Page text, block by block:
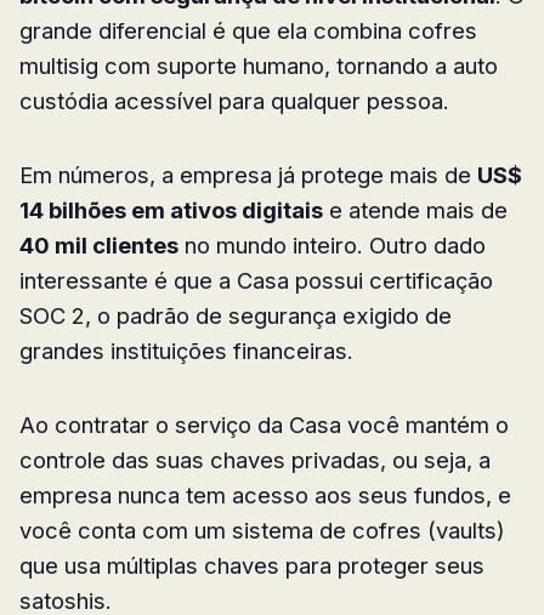
grande diferencial é que ela combina cofres
multisig com suporte humano, tornando a auto
custódia acessível para qualquer pessoa.
Em números, a empresa já protege mais de US$
14 bilhões em ativos digitais e atende mais de
40 mil clientes no mundo inteiro. Outro dado
interessante é que a Casa possui certificação
SOC 2, o padrão de segurança exigido de
grandes instituições financeiras.
Ao contratar o serviço da Casa você mantém o
controle das suas chaves privadas, ou seja, a
empresa nunca tem acesso aos seus fundos, e
você conta com um sistema de cofres (vaults)
que usa múltiplas chaves para proteger seus
satoshis.